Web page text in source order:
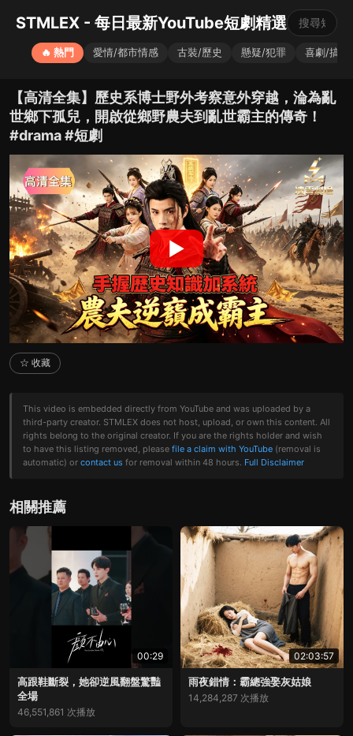
STMLEX - 每日最新YouTube短劇精選
🔥 熱門 愛情/都市情感 古裝/歷史 懸疑/犯罪 喜劇/搞笑
【高清全集】歷史系博士野外考察意外穿越，淪為亂
世鄉下孤兒，開啟從鄉野農夫到亂世霸主的傳奇！
#drama #短劇
▶
☆ 收藏
This video is embedded directly from YouTube and was uploaded by a
third-party creator. STMLEX does not host, upload, or own this content. All
rights belong to the original creator. If you are the rights holder and wish
to have this listing removed, please file a claim with YouTube (removal is
automatic) or contact us for removal within 48 hours. Full Disclaimer
相關推薦
00:29
高跟鞋斷裂，她卻逆風翻盤驚豔
全場
46,551,861 次播放
02:03:57
雨夜錯情：霸總強娶灰姑娘
14,284,287 次播放